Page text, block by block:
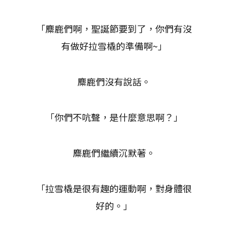
「麋鹿們啊，聖誕節要到了，你們有沒
有做好拉雪橇的準備啊~」
麋鹿們沒有說話。
「你們不吭聲，是什麼意思啊？」
麋鹿們繼續沉默著。
「拉雪橇是很有趣的運動啊，對身體很
好的。」